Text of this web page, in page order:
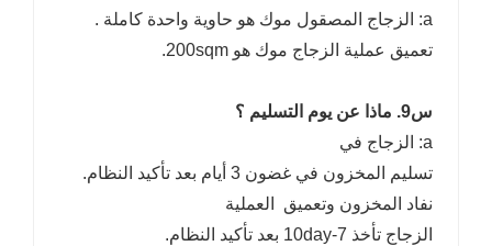
a: الزجاج المصقول موك هو حاوية واحدة كاملة .
تعميق عملية الزجاج موك هو 200sqm.
س9. ماذا عن يوم التسليم ؟
a: الزجاج في
تسليم المخزون في غضون 3 أيام بعد تأكيد النظام.
نفاد المخزون وتعميق العملية
الزجاج تأخذ 7-10day بعد تأكيد النظام.